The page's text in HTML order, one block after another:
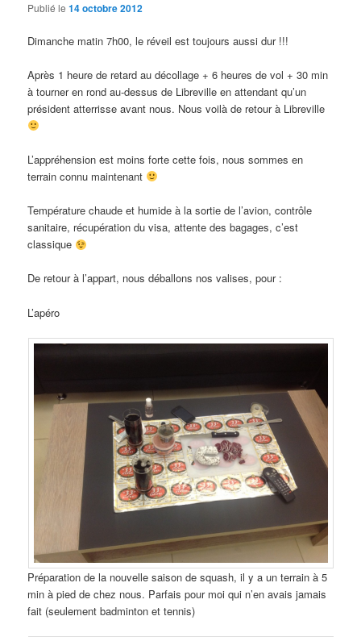
Publié le14 octobre 2012
Dimanche matin 7h00, le réveil est toujours aussi dur !!!
Après 1 heure de retard au décollage + 6 heures de vol + 30 min
à tourner en rond au-dessus de Libreville en attendant qu’un
président atterrisse avant nous. Nous voilà de retour à Libreville
L’appréhension est moins forte cette fois, nous sommes en
terrain connu maintenant
Température chaude et humide à la sortie de l’avion, contrôle
sanitaire, récupération du visa, attente des bagages, c’est
classique
De retour à l’appart, nous déballons nos valises, pour :
L’apéro
Préparation de la nouvelle saison de squash, il y a un terrain à 5
min à pied de chez nous. Parfais pour moi qui n’en avais jamais
fait (seulement badminton et tennis)